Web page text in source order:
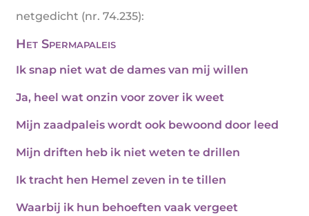
netgedicht (nr. 74.235):
Het Spermapaleis
Ik snap niet wat de dames van mij willen
Ja, heel wat onzin voor zover ik weet
Mijn zaadpaleis wordt ook bewoond door leed
Mijn driften heb ik niet weten te drillen
Ik tracht hen Hemel zeven in te tillen
Waarbij ik hun behoeften vaak vergeet